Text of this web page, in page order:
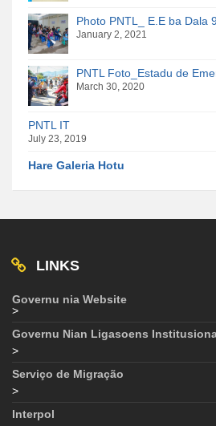
Photo PNTL_ E.E ba Dala 9
January 2, 2021
PNTL Foto_Estadu de
March 30, 2020
PNTL IT
July 23, 2019
Hare Galeria Hotu
LINKS
Governu nia Website
>
Governu Nian Ligasoens
>
Serviço de Migração
>
Interpol